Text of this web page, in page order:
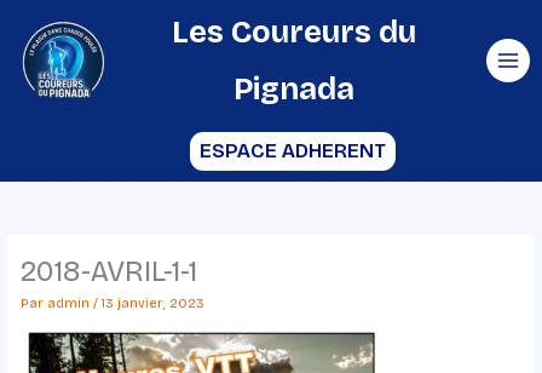
contenu
Les Coureurs du
Pignada
ESPACE ADHERENT
2018-AVRIL-1-1
Par admin / 13 janvier, 2023